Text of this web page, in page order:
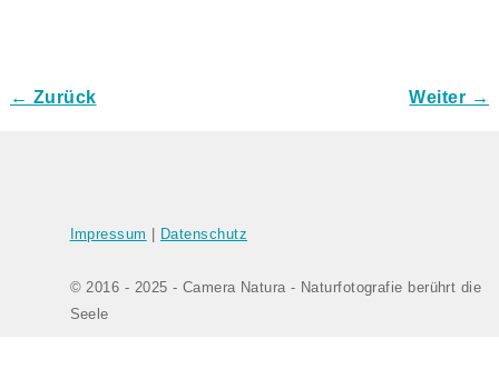
← Zurück Weiter →
Impressum Datenschutz
© 2016 - 2025 - Camera Natura - Naturfotografie berührt die
Seele